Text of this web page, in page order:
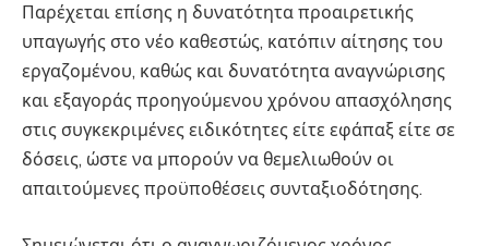
Παρέχεται επίσης η δυνατότητα προαιρετικής
υπαγωγής στο νέο καθεστώς, κατόπιν αίτησης του
εργαζομένου, καθώς και δυνατότητα αναγνώρισης
και εξαγοράς προηγούμενου χρόνου απασχόλησης
στις συγκεκριμένες ειδικότητες είτε εφάπαξ είτε σε
δόσεις, ώστε να μπορούν να θεμελιωθούν οι
απαιτούμενες προϋποθέσεις συνταξιοδότησης.